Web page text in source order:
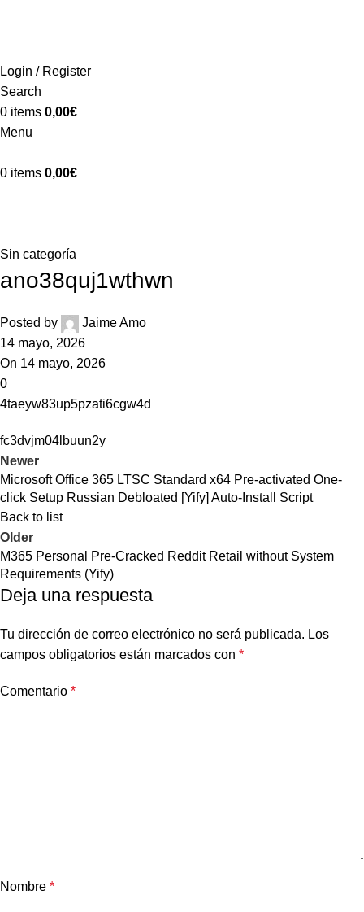
Login / Register
Search
0 items 0,00€
Menu
0 items 0,00€
Sin categoría
ano38quj1wthwn
Posted by
Jaime Amo
14 mayo, 2026
On 14 mayo, 2026
0
4taeyw83up5pzati6cgw4d
fc3dvjm04lbuun2y
Newer
Microsoft Office 365 LTSC Standard x64 Pre-activated One-
click Setup Russian Debloated [Yify] Auto-Install Script
Back to list
Older
M365 Personal Pre-Cracked Reddit Retail without System
Requirements (Yify)
Deja una respuesta
Tu dirección de correo electrónico no será publicada. Los
campos obligatorios están marcados con *
Comentario *
Nombre *